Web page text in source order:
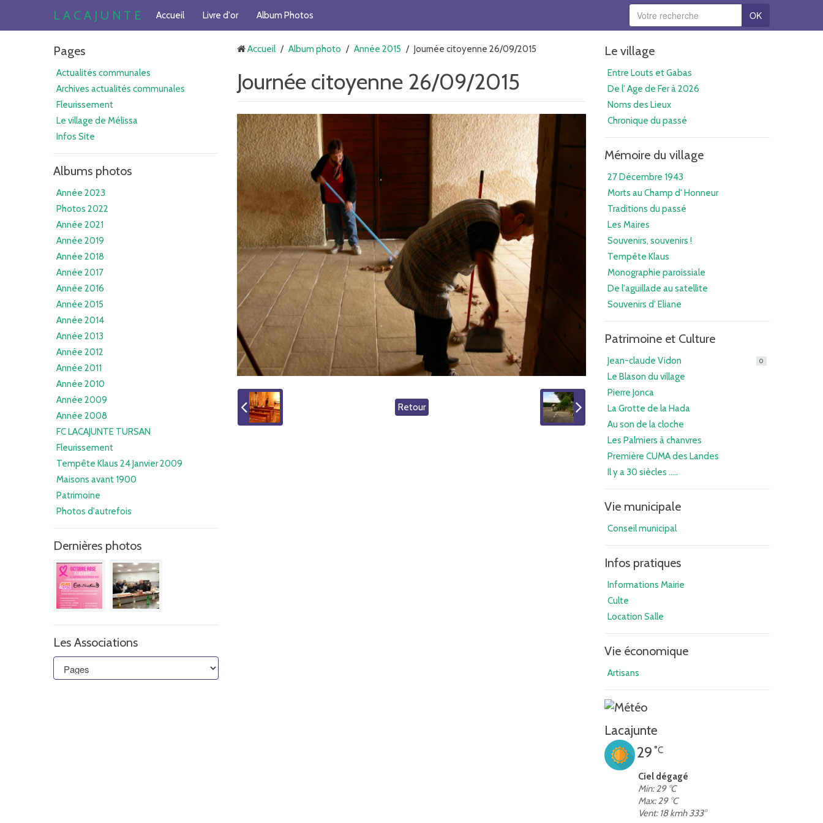
L A C A J U N T E Accueil Livre d'or Album Photos OK
Pages
Actualités communales
Archives actualités communales
Fleurissement
Le village de Mélissa
Infos Site
Albums photos
Année 2023
Photos 2022
Année 2021
Année 2019
Année 2018
Année 2017
Année 2016
Année 2015
Année 2014
Année 2013
Année 2012
Année 2011
Année 2010
Année 2009
Année 2008
FC LACAJUNTE TURSAN
Fleurissement
Tempête Klaus 24 Janvier 2009
Maisons avant 1900
Patrimoine
Photos d'autrefois
Dernières photos
Les Associations
Accueil / Album photo / Année 2015 / Journée citoyenne 26/09/2015
Journée citoyenne 26/09/2015
Retour
Le village
Entre Louts et Gabas
De l' Age de Fer à 2026
Noms des Lieux
Chronique du passé
Mémoire du village
27 Décembre 1943
Morts au Champ d' Honneur
Traditions du passé
Les Maires
Souvenirs, souvenirs !
Tempête Klaus
Monographie paroissiale
De l'aguillade au satellite
Souvenirs d' Eliane
Patrimoine et Culture
Jean-claude Vidon 0
Le Blason du village
Pierre Jonca
La Grotte de la Hada
Au son de la cloche
Les Palmiers à chanvres
Première CUMA des Landes
Il y a 30 siècles .....
Vie municipale
Conseil municipal
Infos pratiques
Informations Mairie
Culte
Location Salle
Vie économique
Artisans
Lacajunte
29 °C
Ciel dégagé
Min: 29 °C
Max: 29 °C
Vent: 18 kmh 333°